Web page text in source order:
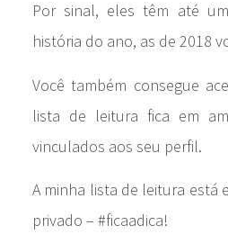
Por sinal, eles têm até
história do ano, as de 2018
Você também consegue
lista de leitura fica em
vinculados aos seu perfil.
A minha lista de leitura está
privado – #ficaadica!